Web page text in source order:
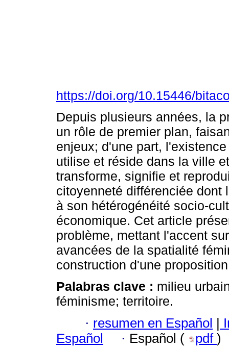
https://doi.org/10.15446/
Depuis plusieurs années, la
un rôle de premier plan,
enjeux; d'une part,
utilise et réside dans la ville
transforme, signifie et
citoyenneté différenciée dont
à son hétérogénéité socio-
économique. Cet article
problème, mettant l'accent
avancées de la spatialité
construction d'une
Palabras clave : milieu
féminisme; territoire.
· resumen en Español |
Español
· Español ( pdf )